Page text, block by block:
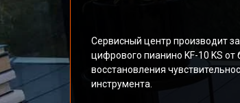
Сервисный центр производит
цифрового пианино KF-10 KS
восстановления
инструмента.